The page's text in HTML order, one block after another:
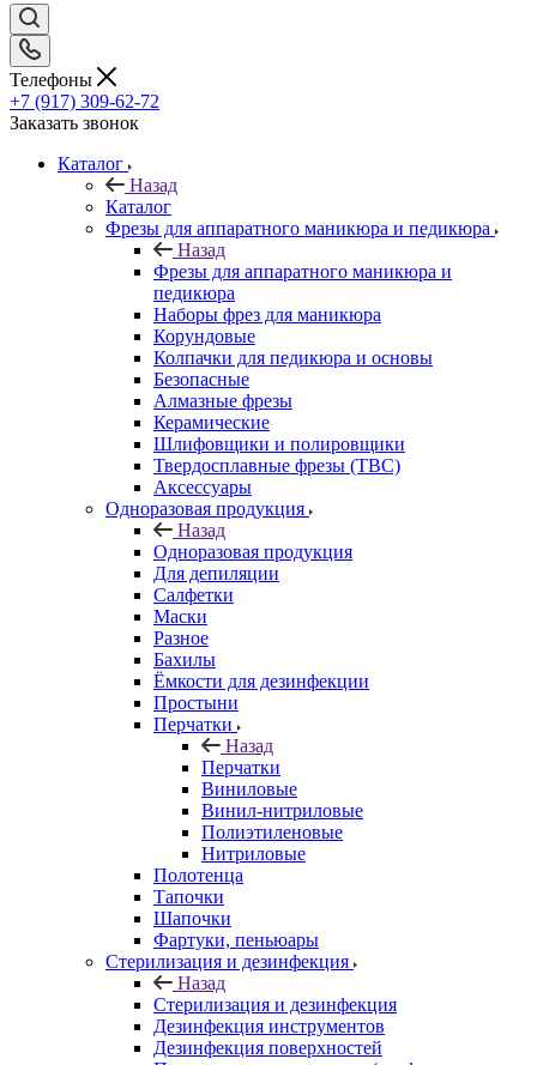
Телефоны
+7 (917) 309-62-72
Заказать звонок
Каталог
Назад
Каталог
Фрезы для аппаратного маникюра и педикюра
Назад
Фрезы для аппаратного маникюра и
педикюра
Наборы фрез для маникюра
Корундовые
Колпачки для педикюра и основы
Безопасные
Алмазные фрезы
Керамические
Шлифовщики и полировщики
Твердосплавные фрезы (ТВС)
Аксессуары
Одноразовая продукция
Назад
Одноразовая продукция
Для депиляции
Салфетки
Маски
Разное
Бахилы
Ёмкости для дезинфекции
Простыни
Перчатки
Назад
Перчатки
Виниловые
Винил-нитриловые
Полиэтиленовые
Нитриловые
Полотенца
Тапочки
Шапочки
Фартуки, пеньюары
Стерилизация и дезинфекция
Назад
Стерилизация и дезинфекция
Дезинфекция инструментов
Дезинфекция поверхностей